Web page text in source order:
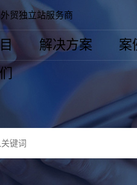
贸独立站服务商
解决方案
案